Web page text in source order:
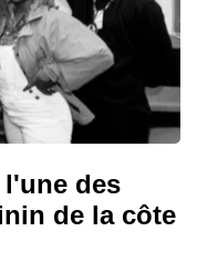
l'une des
de la côte